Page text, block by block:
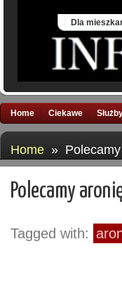
Dla
Home Ciekawe
Home »
Polecamy
Tagged with: